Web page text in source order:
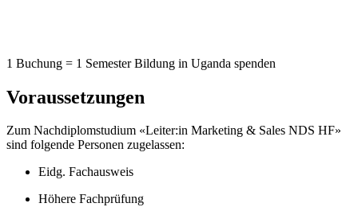
1 Buchung = 1 Semester Bildung in Uganda spenden
Voraussetzungen
Zum Nachdiplomstudium «Leiter:in Marketing & Sales NDS HF»
sind folgende Personen zugelassen:
Eidg. Fachausweis
Höhere Fachprüfung